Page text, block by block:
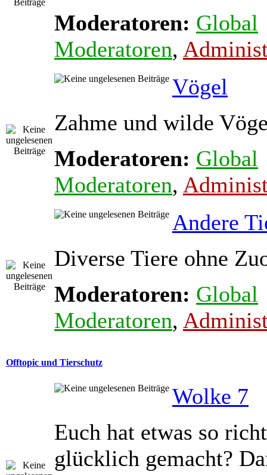
Moderatoren: Global
Moderatoren,
Vögel
Zahme und wilde
Moderatoren: Global
Moderatoren,
Andere
Diverse Tiere ohne
Moderatoren: Global
Moderatoren,
Offtopic und Tierschutz
Wolke 7
Euch hat etwas so
glücklich gemacht?